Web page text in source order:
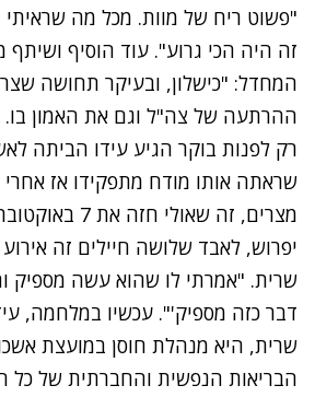
"פשוט ריח של מוות. מכל מה שראיתי
זה היה הכי גרוע". עוד הוסיף ושיתף
המחדל: "כישלון, ובעיקר תחושה
ההרתעה של צה"ל וגם את האמון בו.
רק לפנות בוקר הגיע עידו הביתה
שראתה אותו מודח מתפקידו אז
מצרים, זה שאולי
יפרוש, לאבד שלושה חיילים זה
שרית. "אמרתי לו שהוא עשה מספיק
דבר כזה מספיק'". עכשיו במלחמה,
שרית, היא מנהלת חוסן במועצת
הבריאות הנפשית והחברתית של כל